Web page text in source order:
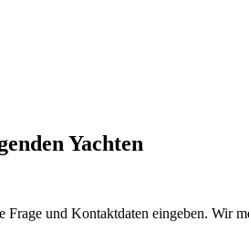
Yachten
und Kontaktdaten eingeben. Wir